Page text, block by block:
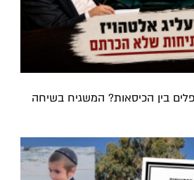
בין הכיסאות? המשגיח בשיחה